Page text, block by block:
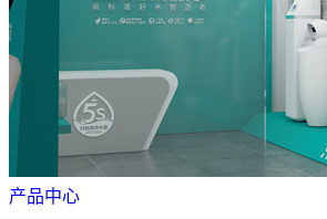
产品中心